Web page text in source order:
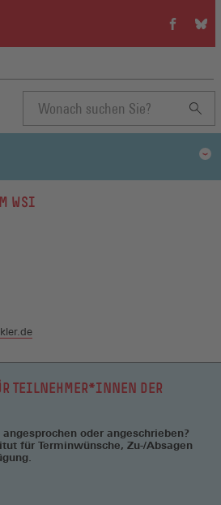
WSI
auf
(Öffnet
in
einem
neuen
WSI
auf
in
Suchbegriff
eingeben
WSI
TEILNEHMER*INNEN DER
oder angeschrieben?
für Terminwünsche, Zu-/Absagen